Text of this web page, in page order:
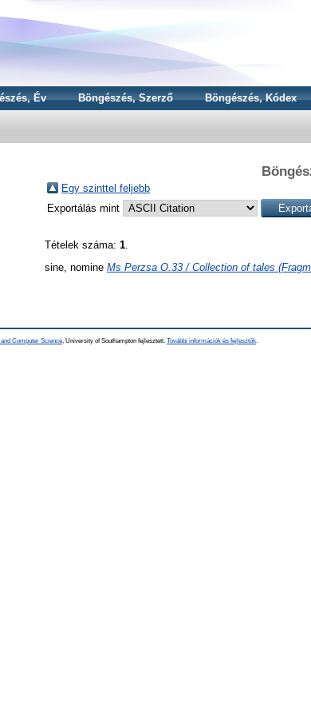
Év Böngészés, Szerző Böngészés, Kódex
Egy szinttel feljebb
Exportálás mint
Tételek száma: 1
sine, nomine Ms Perzsa O.33 / Collection of tales
Computer Science , University of Southampton fejlesztett. További információk és fejlesztők